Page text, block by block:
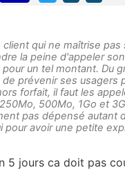
qui ne maîtrise
la peine d'appeler
un tel montant. Du
prévenir ses usagers
forfait, il faut les
500Mo, 1Go et
pas dépensé autant
pour avoir une petite
5 jours ca doit pas